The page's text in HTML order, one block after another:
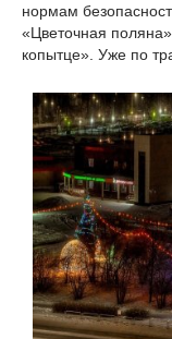
нормам
«Цветочная
копытце». Уже по